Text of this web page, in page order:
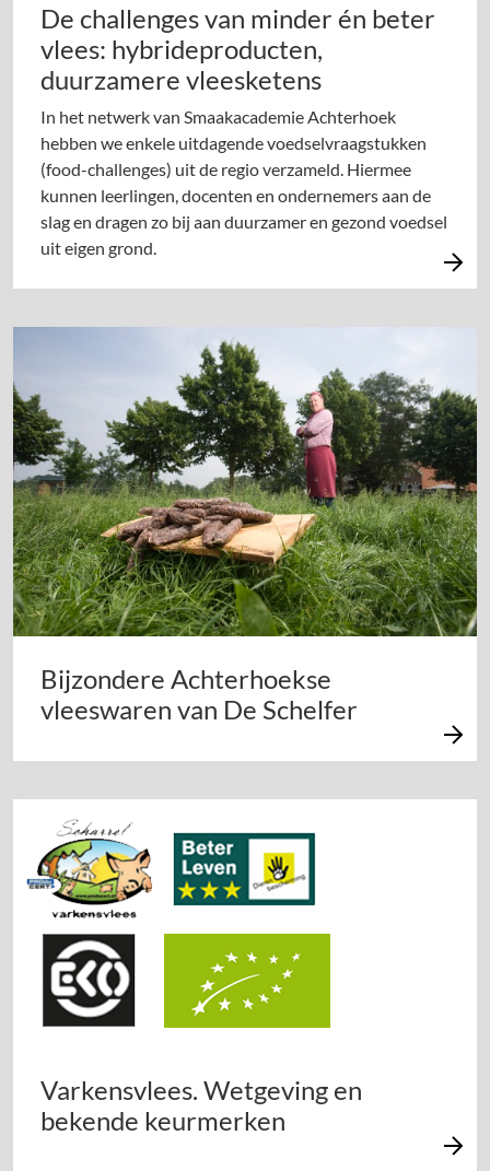
De challenges van minder én beter
vlees: hybrideproducten,
duurzamere vleesketens
In het netwerk van Smaakacademie Achterhoek
hebben we enkele uitdagende voedselvraagstukken
(food-challenges) uit de regio verzameld. Hiermee
kunnen leerlingen, docenten en ondernemers aan de
slag en dragen zo bij aan duurzamer en gezond voedsel
uit eigen grond.
Bijzondere Achterhoekse
vleeswaren van De Schelfer
Varkensvlees. Wetgeving en
bekende keurmerken